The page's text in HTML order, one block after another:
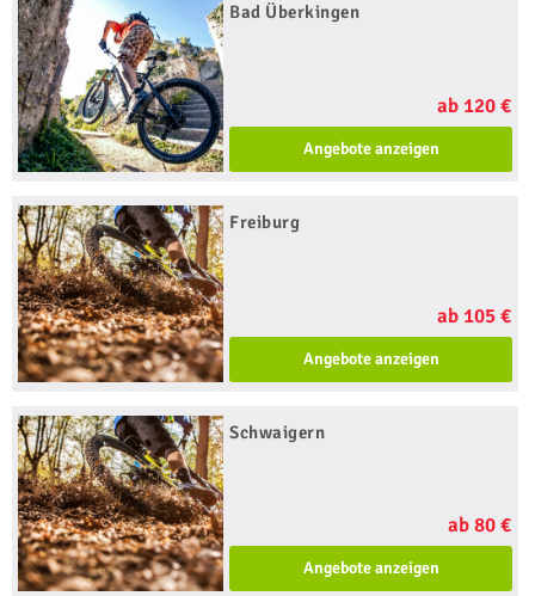
Bad Überkingen
ab 120 €
Angebote anzeigen
Freiburg
ab 105 €
Angebote anzeigen
Schwaigern
ab 80 €
Angebote anzeigen